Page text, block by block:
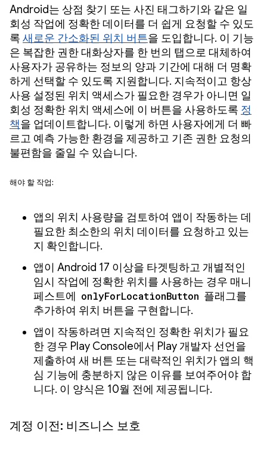
Android는 상점 찾기 또는 사진 태그하기와 같은 일
회성 작업에 정확한 데이터를 더 쉽게 요청할 수 있도
록 새로운 간소화된 위치 버튼을 도입합니다. 이 기능
은 복잡한 권한 대화상자를 한 번의 탭으로 대체하여
사용자가 공유하는 정보의 양과 기간에 대해 더 명확
하게 선택할 수 있도록 지원합니다. 지속적이고 항상
사용 설정된 위치 액세스가 필요한 경우가 아니면 일
회성 정확한 위치 액세스에 이 버튼을 사용하도록 정
책을 업데이트합니다. 이렇게 하면 사용자에게 더 빠
르고 예측 가능한 환경을 제공하고 기존 권한 요청의
불편함을 줄일 수 있습니다.
해야 할 작업:
앱의 위치 사용량을 검토하여 앱이 작동하는 데
필요한 최소한의 위치 데이터를 요청하고 있는
지 확인합니다.
앱이 Android 17 이상을 타겟팅하고 개별적인
임시 작업에 정확한 위치를 사용하는 경우 매니
페스트에 onlyForLocationButton 플래그를
추가하여 위치 버튼을 구현합니다.
앱이 작동하려면 지속적인 정확한 위치가 필요
한 경우 Play Console에서 Play 개발자 선언을
제출하여 새 버튼 또는 대략적인 위치가 앱의 핵
심 기능에 충분하지 않은 이유를 보여주어야 합
니다. 이 양식은 10월 전에 제공됩니다.
계정 이전: 비즈니스 보호